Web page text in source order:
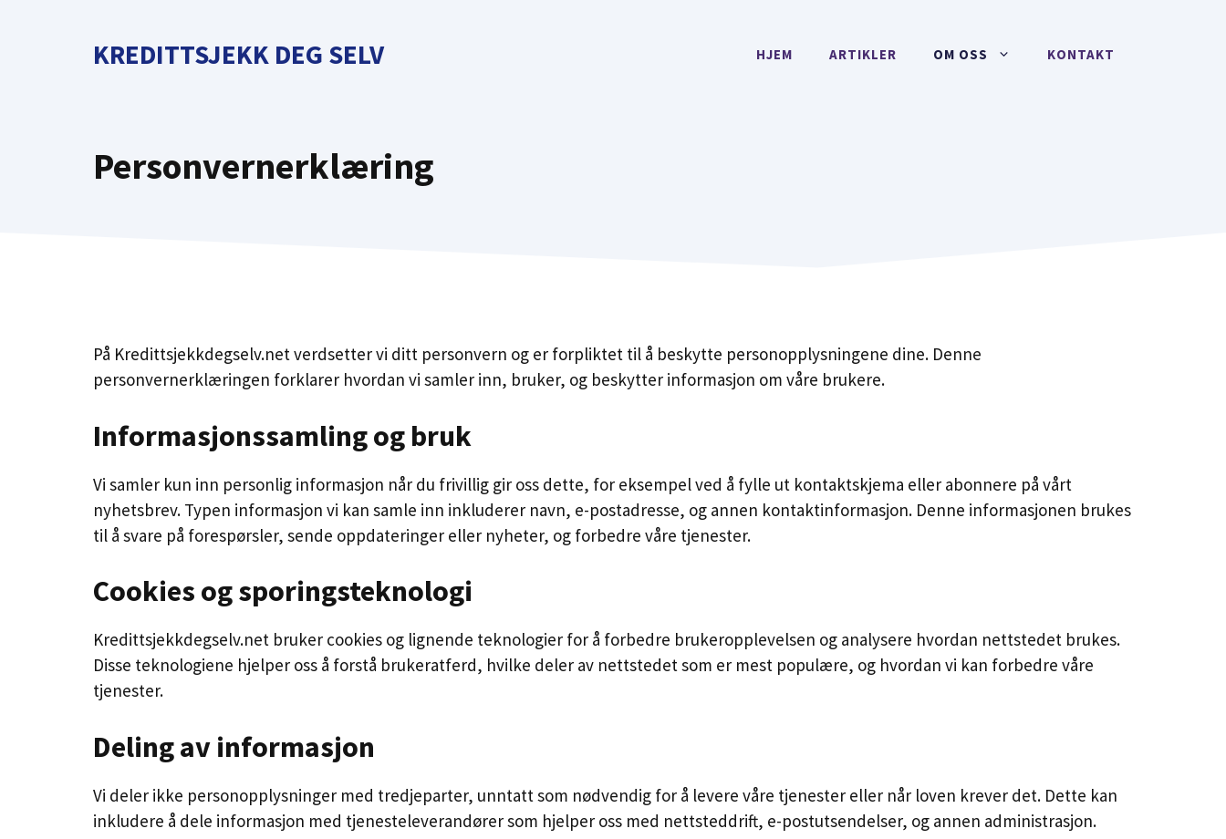
KREDITTSJEKK DEG SELV HJEM ARTIKLER OM OSS KONTAKT
Personvernerklæring
På Kredittsjekkdegselv.net verdsetter vi ditt personvern og er forpliktet til å beskytte personopplysningene dine. Denne
personvernerklæringen forklarer hvordan vi samler inn, bruker, og beskytter informasjon om våre brukere.
Informasjonssamling og bruk
Vi samler kun inn personlig informasjon når du frivillig gir oss dette, for eksempel ved å fylle ut kontaktskjema eller abonnere på vårt
nyhetsbrev. Typen informasjon vi kan samle inn inkluderer navn, e-postadresse, og annen kontaktinformasjon. Denne informasjonen brukes
til å svare på forespørsler, sende oppdateringer eller nyheter, og forbedre våre tjenester.
Cookies og sporingsteknologi
Kredittsjekkdegselv.net bruker cookies og lignende teknologier for å forbedre brukeropplevelsen og analysere hvordan nettstedet brukes.
Disse teknologiene hjelper oss å forstå brukeratferd, hvilke deler av nettstedet som er mest populære, og hvordan vi kan forbedre våre
tjenester.
Deling av informasjon
Vi deler ikke personopplysninger med tredjeparter, unntatt som nødvendig for å levere våre tjenester eller når loven krever det. Dette kan
inkludere å dele informasjon med tjenesteleverandører som hjelper oss med nettsteddrift, e-postutsendelser, og annen administrasjon.